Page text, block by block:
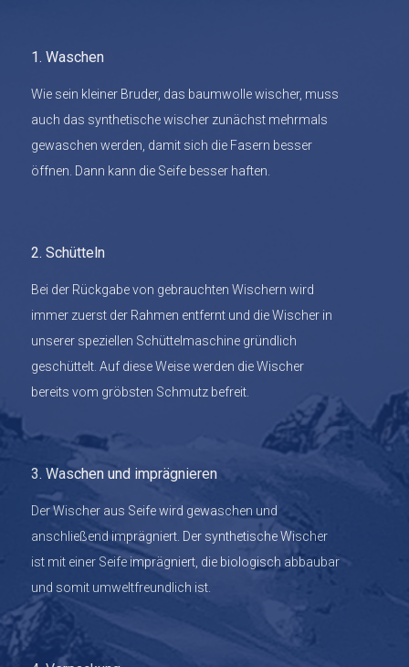
1. Waschen
Wie sein kleiner Bruder, das baumwolle wischer, muss
auch das synthetische wischer zunächst mehrmals
gewaschen werden, damit sich die Fasern besser
öffnen. Dann kann die Seife besser haften.
2. Schütteln
Bei der Rückgabe von gebrauchten Wischern wird
immer zuerst der Rahmen entfernt und die Wischer in
unserer speziellen Schüttelmaschine gründlich
geschüttelt. Auf diese Weise werden die Wischer
bereits vom gröbsten Schmutz befreit.
3. Waschen und imprägnieren
Der Wischer aus Seife wird gewaschen und
anschließend imprägniert. Der synthetische Wischer
ist mit einer Seife imprägniert, die biologisch abbaubar
und somit umweltfreundlich ist.